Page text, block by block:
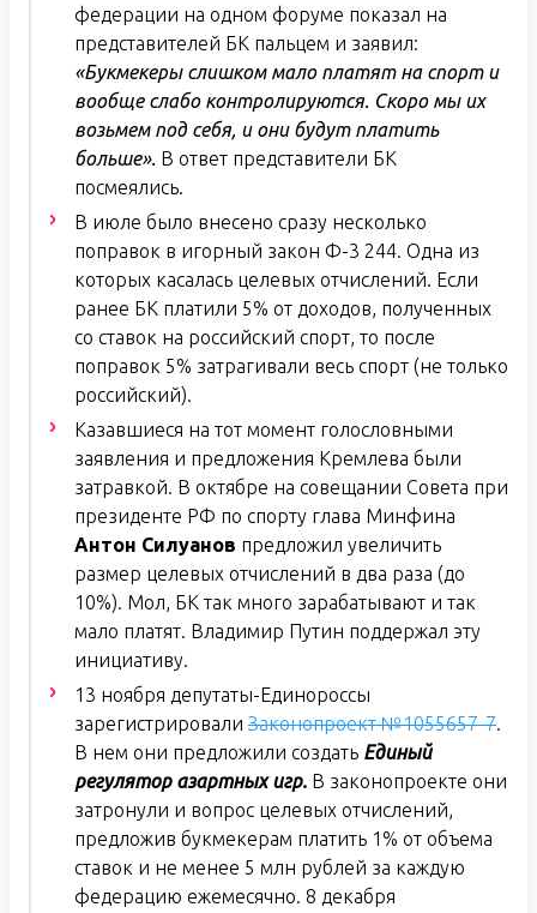
федерации на одном форуме показал на
представителей БК пальцем и заявил:
«Букмекеры слишком мало платят на спорт и
вообще слабо контролируются. Скоро мы их
возьмем под себя, и они будут платить
больше». В ответ представители БК
посмеялись.
В июле было внесено сразу несколько
поправок в игорный закон Ф-3 244. Одна из
которых касалась целевых отчислений. Если
ранее БК платили 5% от доходов, полученных
со ставок на российский спорт, то после
поправок 5% затрагивали весь спорт (не только
российский).
Казавшиеся на тот момент голословными
заявления и предложения Кремлева были
затравкой. В октябре на совещании Совета при
президенте РФ по спорту глава Минфина
Антон Силуанов предложил увеличить
размер целевых отчислений в два раза (до
10%). Мол, БК так много зарабатывают и так
мало платят. Владимир Путин поддержал эту
инициативу.
13 ноября депутаты-Единороссы
зарегистрировали Законопроект №1055657-7.
В нем они предложили создать Единый
регулятор азартных игр. В законопроекте они
затронули и вопрос целевых отчислений,
предложив букмекерам платить 1% от объема
ставок и не менее 5 млн рублей за каждую
федерацию ежемесячно. 8 декабря